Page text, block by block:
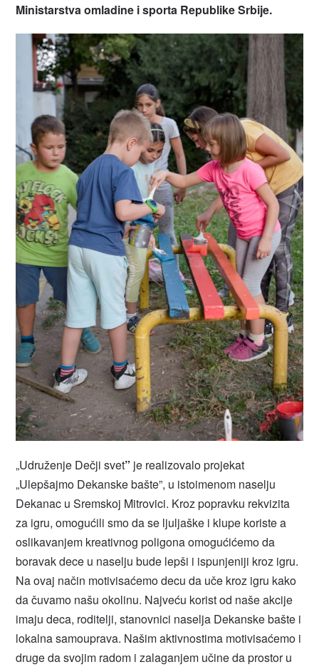
Ministarstva omladine i sporta Republike Srbije.
„Udruženje Dečji svet” je realizovalo projekat
„Ulepšajmo Dekanske bašte”, u istoimenom naselju
Dekanac u Sremskoj Mitrovici. Kroz popravku rekvizita
za igru, omogućili smo da se ljuljaške i klupe koriste a
oslikavanjem kreativnog poligona omogućićemo da
boravak dece u naselju bude lepši i ispunjeniji kroz igru.
Na ovaj način motivisaćemo decu da uče kroz igru kako
da čuvamo našu okolinu. Najveću korist od naše akcije
imaju deca, roditelji, stanovnici naselja Dekanske bašte i
lokalna samouprava. Našim aktivnostima motivisaćemo i
druge da svojim radom i zalaganjem učine da prostor u